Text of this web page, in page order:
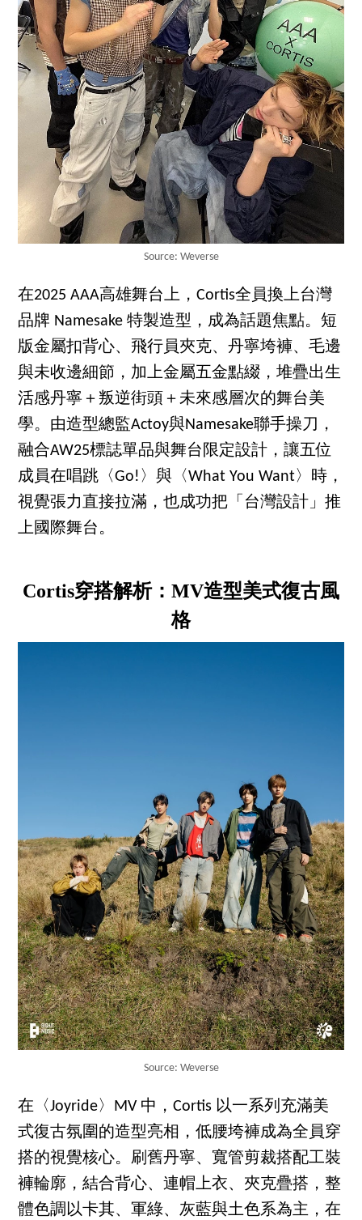
Source: Weverse
在2025 AAA高雄舞台上，Cortis全員換上台灣
品牌 Namesake 特製造型，成為話題焦點。短
版金屬扣背心、飛行員夾克、丹寧垮褲、毛邊
與未收邊細節，加上金屬五金點綴，堆疊出生
活感丹寧＋叛逆街頭＋未來感層次的舞台美
學。由造型總監Actoy與Namesake聯手操刀，
融合AW25標誌單品與舞台限定設計，讓五位
成員在唱跳〈Go!〉與〈What You Want〉時，
視覺張力直接拉滿，也成功把「台灣設計」推
上國際舞台。
Cortis穿搭解析：MV造型美式復古風
格
Source: Weverse
在〈Joyride〉MV 中，Cortis 以一系列充滿美
式復古氛圍的造型亮相，低腰垮褲成為全員穿
搭的視覺核心。刷舊丹寧、寬管剪裁搭配工裝
褲輪廓，結合背心、連帽上衣、夾克疊搭，整
體色調以卡其、軍綠、灰藍與土色系為主，在